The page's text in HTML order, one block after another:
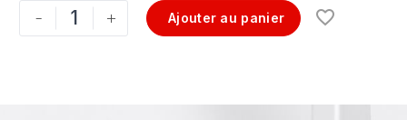
- + Ajouter au panier